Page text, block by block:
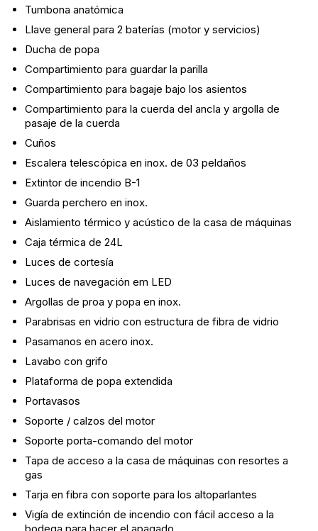
Tumbona anatómica
Llave general para 2 baterías (motor y servicios)
Ducha de popa
Compartimiento para guardar la parilla
Compartimiento para bagaje bajo los asientos
Compartimiento para la cuerda del ancla y argolla de
pasaje de la cuerda
Cuños
Escalera telescópica en inox. de 03 peldaños
Extintor de incendio B-1
Guarda perchero en inox.
Aislamiento térmico y acústico de la casa de máquinas
Caja térmica de 24L
Luces de cortesía
Luces de navegación em LED
Argollas de proa y popa en inox.
Parabrisas en vidrio con estructura de fibra de vidrio
Pasamanos en acero inox.
Lavabo con grifo
Plataforma de popa extendida
Portavasos
Soporte / calzos del motor
Soporte porta-comando del motor
Tapa de acceso a la casa de máquinas con resortes a
gas
Tarja en fibra con soporte para los altoparlantes
Vigía de extinción de incendio con fácil acceso a la
bodega para hacer el apagado